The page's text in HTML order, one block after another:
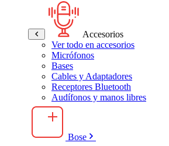
Accesorios
Ver todo en accesorios
Micrófonos
Bases
Cables y Adaptadores
Receptores Bluetooth
Audífonos y manos libres
Bose